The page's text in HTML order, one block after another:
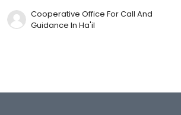
Cooperative Office For Call And
Guidance In Ha'il